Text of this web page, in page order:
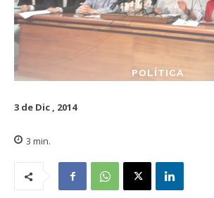
POLÍTICA
3 de Dic , 2014
3 min.